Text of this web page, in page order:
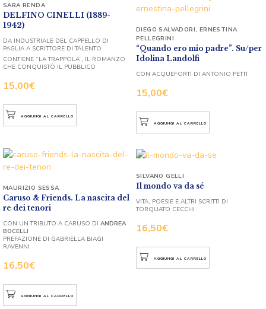
DELFINO CINELLI (1889-
1942)
15,00€
SARA RENDA
DA INDUSTRIALE DEL CAPPELLO DI
PAGLIA A SCRITTORE DI TALENTO
CONTIENE “LA TRAPPOLA”, IL ROMANZO
CHE CONQUISTÒ IL PUBBLICO
AGGIUNGI AL CARRELLO
“Quando ero mio padre”. Su/per
Idolina Landolfi
15,00€
DIEGO SALVADORI, ERNESTINA
PELLEGRINI
CON ACQUEFORTI DI ANTONIO PETTI
AGGIUNGI AL CARRELLO
Caruso & Friends. La nascita del
re dei tenori
16,50€
MAURIZIO SESSA
CON UN TRIBUTO A CARUSO DI ANDREA
BOCELLI
PREFAZIONE DI GABRIELLA BIAGI
RAVENNI
AGGIUNGI AL CARRELLO
Il mondo va da sé
16,50€
SILVANO GELLI
VITA, POESIE E ALTRI SCRITTI DI
TORQUATO CECCHI
AGGIUNGI AL CARRELLO